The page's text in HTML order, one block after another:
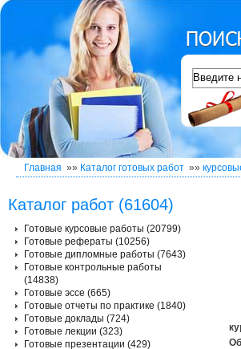
Главная »» Каталог готовых работ »»
Каталог работ (61604)
Готовые курсовые работы (20799)
Готовые рефераты (10256)
Готовые дипломные работы (7643)
Готовые контрольные работы
(14838)
Готовые эссе (665)
Готовые отчеты по практике (1840)
Готовые доклады (724)
Готовые лекции (323)
Готовые презентации (429)